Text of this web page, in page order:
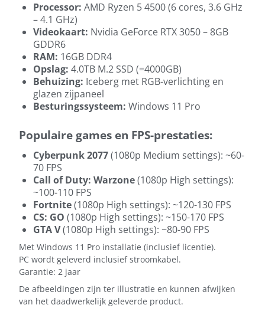
Processor: AMD Ryzen 5 4500 (6 cores, 3.6 GHz
– 4.1 GHz)
Videokaart: Nvidia GeForce RTX 3050 – 8GB
GDDR6
RAM: 16GB DDR4
Opslag: 4.0TB M.2 SSD (=4000GB)
Behuizing: Iceberg met RGB-verlichting en
glazen zijpaneel
Besturingssysteem: Windows 11 Pro
Populaire games en FPS-prestaties:
Cyberpunk 2077(1080p Medium settings): ~60-
70 FPS
Call of Duty: Warzone(1080p High settings):
~100-110 FPS
Fortnite(1080p High settings): ~120-130 FPS
CS: GO (1080p High settings): ~150-170 FPS
GTA V(1080p High settings): ~80-90 FPS
Met Windows 11 Pro installatie (inclusief licentie).
PC wordt geleverd inclusief stroomkabel.
Garantie: 2 jaar
De afbeeldingen zijn ter illustratie en kunnen afwijken
van het daadwerkelijk geleverde product.